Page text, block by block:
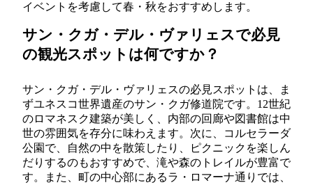
イベントを考慮して春・秋をおすすめします。
サン・クガ・デル・ヴァリェスで必見
の観光スポットは何ですか？
サン・クガ・デル・ヴァリェスの必見スポットは、ま
ずユネスコ世界遺産のサン・クガ修道院です。12世紀
のロマネスク建築が美しく、内部の回廊や図書館は中
世の雰囲気を存分に味わえます。次に、コルセラーダ
公園で、自然の中を散策したり、ピクニックを楽しん
だりするのもおすすめで、滝や森のトレイルが豊富で
す。また、町の中心部にあるラ・ロマーナ通りでは、